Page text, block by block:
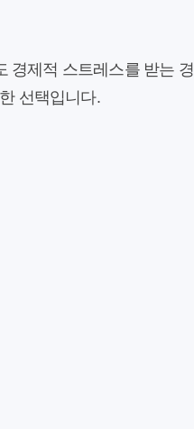
경제적 스트레스를 받는 경
선택입니다.